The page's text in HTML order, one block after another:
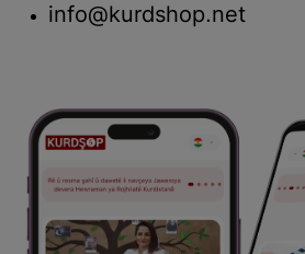
info@kurdshop.net